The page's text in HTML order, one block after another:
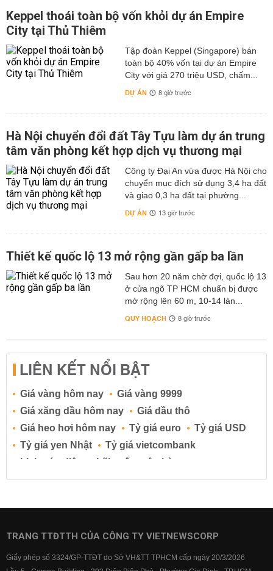
Keppel thoái toàn bộ vốn khỏi dự án Empire
City tại Thủ Thiêm
Tập đoàn Keppel (Singapore) bán
toàn bộ 40% vốn tại dự án Empire
City với giá 270 triệu USD, chấm...
DỰ ÁN 8 giờ trước
Hà Nội chuyển đổi đất Tây Tựu làm dự án trung
tâm văn phòng kết hợp dịch vụ thương mại
Công ty Đại An vừa được Hà Nội cho
chuyển mục đích sử dụng 3,4 ha đất
và giao 0,3 ha đất tại phường...
DỰ ÁN 13 giờ trước
Thiết kế quốc lộ 13 mở rộng gần gấp ba lần
Sau hơn 20 năm chờ đợi, quốc lộ 13
ở cửa ngõ TP HCM chuẩn bị được
mở rộng lên 60 m, 10-14 làn...
QUY HOẠCH 8 giờ trước
LIÊN KẾT NỔI BẬT
Giá vàng hôm nay
Giá vàng 9999
Giá xăng dầu hôm nay
Giá dầu thô
Giá heo hơi hôm nay
Tỷ giá euro
Tỷ giá USD
Tỷ giá yen Nhật
Tỷ giá vietcombank
Lịch cúp điện
Lãi suất ngân hàng
Lãi suất tiết kiệm
Lãi suất tiền gửi
Lãi suất ngân hàng BIDV
Lãi suất ngân hàng Vietcombank
TRANG TTĐTTH CỦA CÔNG TY VIETNEWSCORP
Giấy phép số 3324/GP-TTĐT do Sở VH&TT TPHCM cấp ngày 20/3/2026